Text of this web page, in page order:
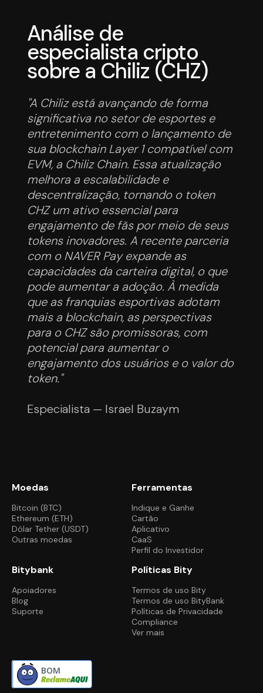
Análise de
especialista cripto
sobre a Chiliz (CHZ)
"A Chiliz está avançando de forma
significativa no setor de esportes e
entretenimento com o lançamento de
sua blockchain Layer 1 compatível com
EVM, a Chiliz Chain. Essa atualização
melhora a escalabilidade e
descentralização, tornando o token
CHZ um ativo essencial para
engajamento de fãs por meio de seus
tokens inovadores. A recente parceria
com o NAVER Pay expande as
capacidades da carteira digital, o que
pode aumentar a adoção. À medida
que as franquias esportivas adotam
mais a blockchain, as perspectivas
para o CHZ são promissoras, com
potencial para aumentar o
engajamento dos usuários e o valor do
token."
Especialista — Israel Buzaym
Moedas
Bitcoin (BTC)
Ethereum (ETH)
Dólar Tether (USDT)
Outras moedas
Ferramentas
Indique e Ganhe
Cartão
Aplicativo
CaaS
Perfil do Investidor
Bitybank
Apoiadores
Blog
Suporte
Políticas Bity
Termos de uso Bity
Termos de uso BityBank
Políticas de Privacidade
Compliance
Ver mais
BOM